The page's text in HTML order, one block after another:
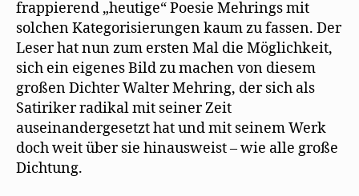
frappierend „heutige“ Poesie Mehrings mit
solchen Kategorisierungen kaum zu fassen. Der
Leser hat nun zum ersten Mal die Möglichkeit,
sich ein eigenes Bild zu machen von diesem
großen Dichter Walter Mehring, der sich als
Satiriker radikal mit seiner Zeit
auseinandergesetzt hat und mit seinem Werk
doch weit über sie hinausweist – wie alle große
Dichtung.